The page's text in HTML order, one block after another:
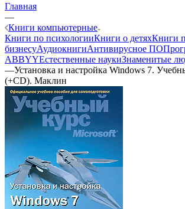
Главная
—
Книги компьютерные
Книги по психологииКниги о детяхКниги
бизнесуАудиокнигиАнтивирусное ПО
ABBYYЕстественные наукиЗнаменитые
—Установка и настройка Windows 7.
(+CD). Маклин